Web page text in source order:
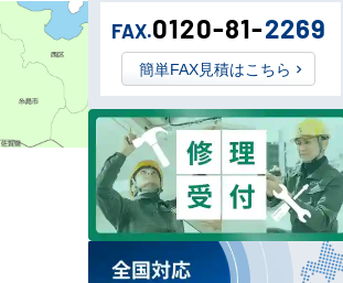
※記載地
い。地域
けできな
直接ご相談
赤村 、朝
、 糸島市
市、宇美町
、大任町、
市、岡垣
、
春日市
FAX.0120-81-2269
簡単FAX見積はこちら